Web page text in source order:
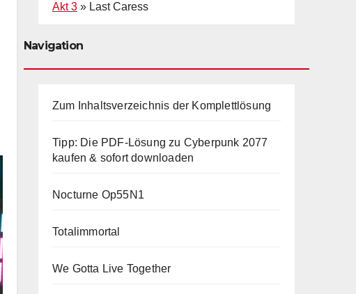
Akt 3 » Last Caress
Navigation
Zum Inhaltsverzeichnis der Komplettlösung
Tipp: Die PDF-Lösung zu Cyberpunk 2077
kaufen & sofort downloaden
Nocturne Op55N1
Totalimmortal
We Gotta Live Together